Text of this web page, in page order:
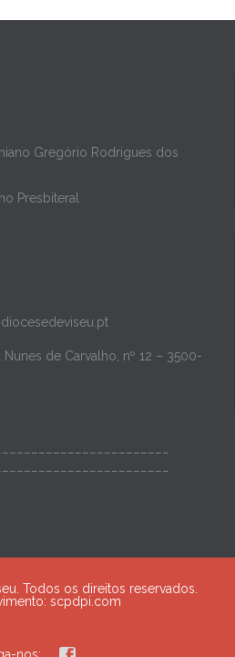
Gregório Rodrigues dos
Presbiteral
Nunes de Carvalho, nº 12 – 3500-
Todos os direitos reservados.
scpdpi.com
nos: